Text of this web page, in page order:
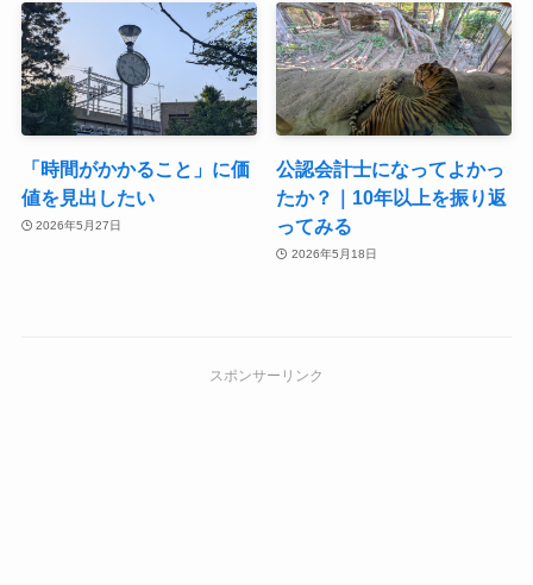
「時間がかかること」に価
値を見出したい
2026年5月27日
公認会計士になってよかっ
たか？｜10年以上を振り返
ってみる
2026年5月18日
スポンサーリンク